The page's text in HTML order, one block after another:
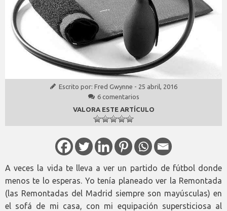
Escrito por: Fred Gwynne - 25 abril, 2016
6 comentarios
VALORA ESTE ARTÍCULO
A veces la vida te lleva a ver un partido de fútbol donde
menos te lo esperas. Yo tenía planeado ver la Remontada
(las Remontadas del Madrid siempre son mayúsculas) en
el sofá de mi casa, con mi equipación supersticiosa al